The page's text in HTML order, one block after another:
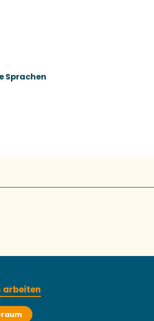
Sprachen
Sprachen
arbeiten